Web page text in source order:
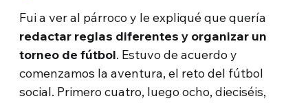
Fui a ver al párroco y le expliqué que quería
redactar reglas diferentes y organizar un
torneo de fútbol. Estuvo de acuerdo y
comenzamos la aventura, el reto del fútbol
social. Primero cuatro, luego ocho, dieciséis,